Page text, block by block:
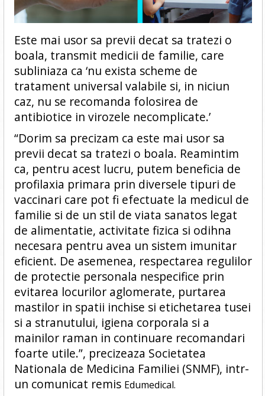
Este mai usor sa previi decat sa tratezi o
boala, transmit medicii de familie, care
subliniaza ca ‘nu exista scheme de
tratament universal valabile si, in niciun
caz, nu se recomanda folosirea de
antibiotice in virozele necomplicate.’
“Dorim sa precizam ca este mai usor sa
previi decat sa tratezi o boala. Reamintim
ca, pentru acest lucru, putem beneficia de
profilaxia primara prin diversele tipuri de
vaccinari care pot fi efectuate la medicul de
familie si de un stil de viata sanatos legat
de alimentatie, activitate fizica si odihna
necesara pentru avea un sistem imunitar
eficient. De asemenea, respectarea regulilor
de protectie personala nespecifice prin
evitarea locurilor aglomerate, purtarea
mastilor in spatii inchise si etichetarea tusei
si a stranutului, igiena corporala si a
mainilor raman in continuare recomandari
foarte utile.”, precizeaza Societatea
Nationala de Medicina Familiei (SNMF), intr-
un comunicat remis Edumedical.